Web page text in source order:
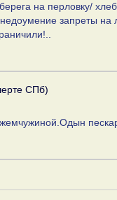
на перловку/
запреты
СПб)